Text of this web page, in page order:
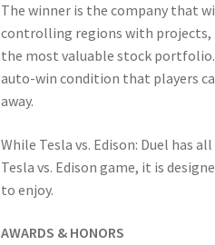
The winner is the company that
controlling regions with projects,
the most valuable stock portfolio.
auto-win condition that players
away.
While Tesla vs. Edison: Duel has
Tesla vs. Edison game, it is
to enjoy.
AWARDS & HONORS